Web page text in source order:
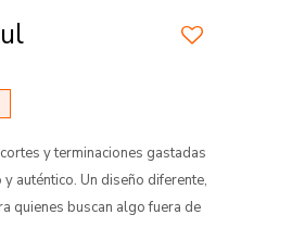
y terminaciones gastadas
auténtico. Un diseño diferente,
quienes buscan algo fuera de